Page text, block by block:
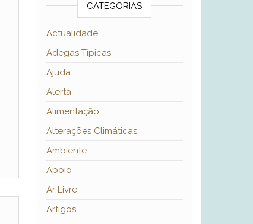
CATEGORIAS
Actualidade
Adegas Típicas
Ajuda
Alerta
Alimentação
Alterações Climáticas
Ambiente
Apoio
Ar Livre
Artigos